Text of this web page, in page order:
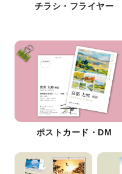
チラシ・フライヤー
ポストカード・DM